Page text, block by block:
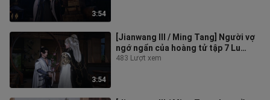
3:54
3:54
[Jianwang III / Ming Tang] Người vợ
ngớ ngẩn của hoàng tử tập 7 Lu
Qisong, bạn tiếp tục nói dối!
483 Lượt xem